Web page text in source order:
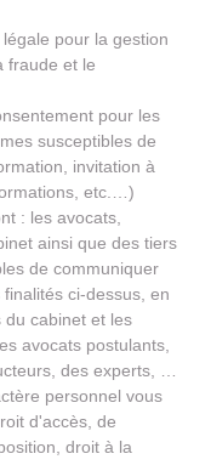
pour la gestion
fraude et le
pour les
susceptibles de
invitation à
etc.…)
: les avocats,
ainsi que des tiers
de communiquer
ci-dessus, en
du cabinet et les
avocats postulants,
des experts, …
personnel vous
d'accès, de
droit à la